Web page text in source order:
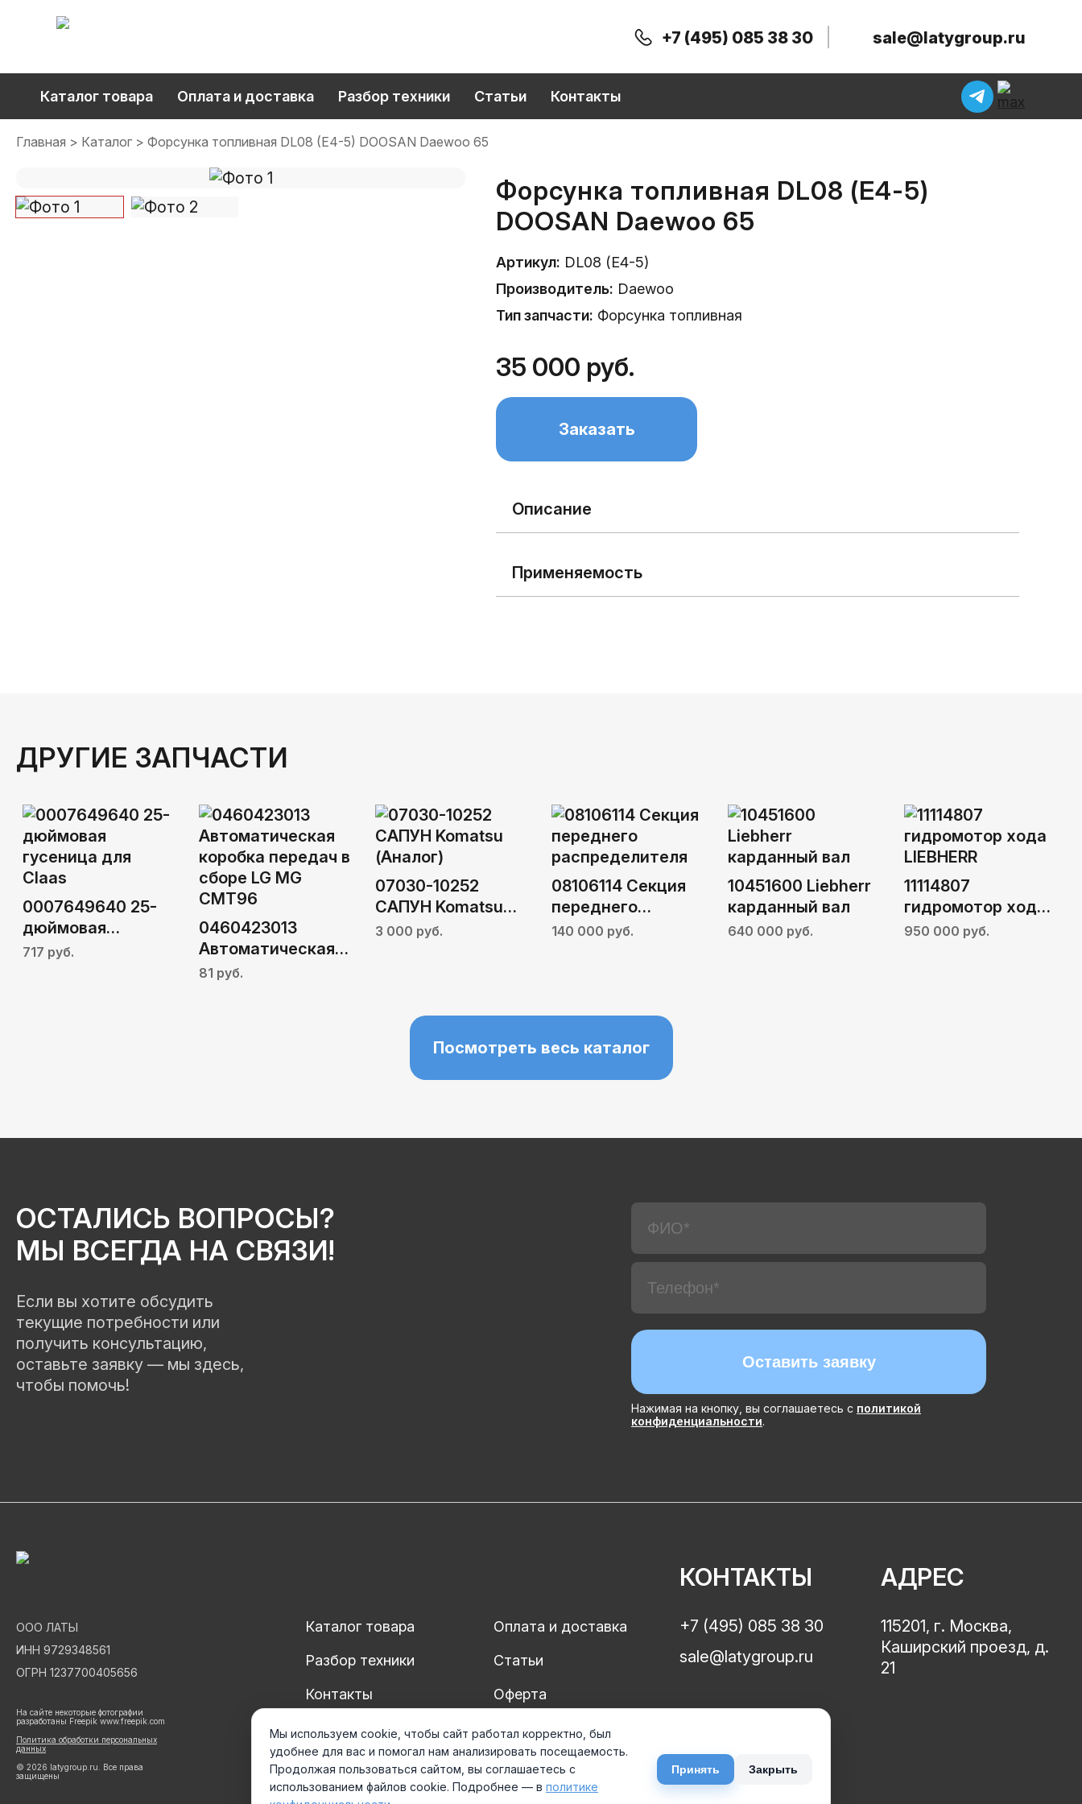
+7 (495) 085 38 30 sale@latygroup.ru
Каталог товара Оплата и доставка Разбор техники Статьи Контакты
Главная Каталог Форсунка топливная DL08 (E4-5) DOOSAN Daewoo 65
Форсунка топливная DL08 (E4-5)
DOOSAN Daewoo 65
Артикул: DL08 (E4-5)
Производитель: Daewoo
Тип запчасти: Форсунка топливная
35 000 руб.
Заказать
Описание
Применяемость
ДРУГИЕ ЗАПЧАСТИ
0007649640 25-
дюймовая
гусеница для
717 руб.
0460423013
Автоматическая
коробка передач в
81 руб.
07030-10252
САПУН Komatsu
(Аналог)
3 000 руб.
08106114 Секция
переднего
распределителя
140 000 руб.
10451600 Liebherr
карданный вал
640 000 руб.
11114807
гидромотор хода
LIEBHERR
950 000 руб.
Посмотреть весь каталог
ОСТАЛИСЬ ВОПРОСЫ?
МЫ ВСЕГДА НА СВЯЗИ!
Если вы хотите обсудить
текущие потребности или
получить консультацию,
оставьте заявку — мы здесь,
чтобы помочь!
Нажимая на кнопку, вы соглашаетесь с политикой
конфиденциальности.
ООО ЛАТЫ
ИНН 9729348561
ОГРН 1237700405656
На сайте некоторые фотографии
разработаны Freepik www.freepik.com
Политика обработки персональных
данных
© 2026 latygroup.ru. Все права
защищены
Каталог товара
Оплата и доставка
Разбор техники
Статьи
Контакты
Оферта
Карта сайта
КОНТАКТЫ
+7 (495) 085 38 30
sale@latygroup.ru
АДРЕС
115201, г. Москва,
Каширский проезд, д.
21
Мы используем cookie, чтобы сайт работал корректно, был
удобнее для вас и помогал нам анализировать посещаемость.
Продолжая пользоваться сайтом, вы соглашаетесь с
использованием файлов cookie. Подробнее — в политике
Принять Закрыть